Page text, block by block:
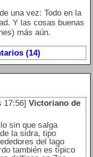
una vez: Todo en la
Y las cosas buenas
más aún.
(14)
17:56] Victoriano de
sin que salga
la sidra, tipo
del lago
también es típico